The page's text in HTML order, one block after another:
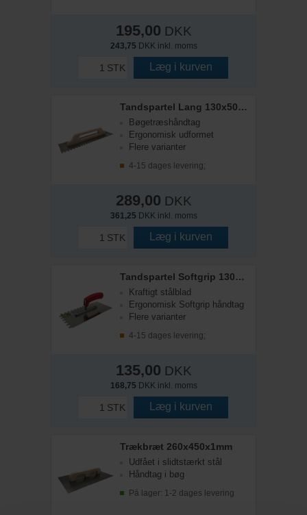
195,00 DKK
243,75 DKK inkl. moms
STK Læg i kurven
Tandspartel Lang 130x500x6mm
Bøgetræshåndtag
Ergonomisk udformet
Flere varianter
4-15 dages levering;
289,00 DKK
361,25 DKK inkl. moms
STK Læg i kurven
Tandspartel Softgrip 130x280x6mm
Kraftigt stålblad
Ergonomisk Softgrip håndtag
Flere varianter
4-15 dages levering;
135,00 DKK
168,75 DKK inkl. moms
STK Læg i kurven
Trækbræt 260x450x1mm
Udfået i slidtstærkt stål
Håndtag i bøg
På lager: 1-2 dages levering